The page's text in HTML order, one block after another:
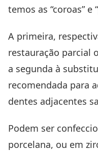
temos as “coroas” e
A primeira,
restauração parcial
a segunda à
recomendada para
dentes adjacentes
Podem ser
porcelana, ou em